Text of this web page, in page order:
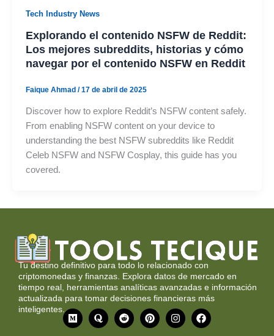
Tech Industry News
Explorando el contenido NSFW de Reddit:
Los mejores subreddits, historias y cómo
navegar por el contenido NSFW en Reddit
Faique Ahmad /17 de abril de 2025
Discover how to explore Reddit’s NSFW content safely.
From enabling NSFW content on your device to
understanding the best NSFW subreddits like Reddit
Celeb NSFW and NSFW Cosplay, this guide has you
covered.
Tu destino definitivo para todo lo relacionado con
criptomonedas y finanzas. Explora datos de mercado en
tiempo real, herramientas analíticas avanzadas e información
actualizada para tomar decisiones financieras más
inteligentes.
M
e
Q
u
R
e
P
i
I
n
F
a